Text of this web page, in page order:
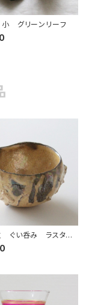
グリーンリーフ
ぐい呑み ラスター
ー